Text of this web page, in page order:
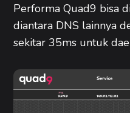
Performa Quad9 bisa
diantara DNS lainnya
sekitar 35ms untuk